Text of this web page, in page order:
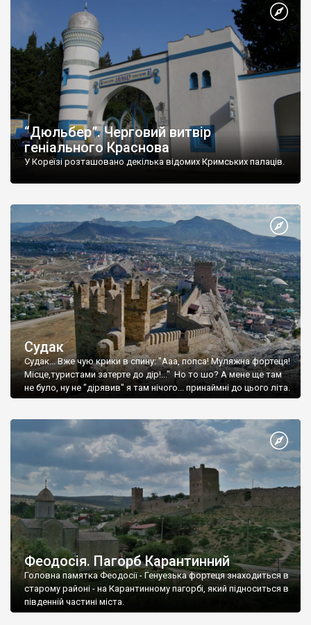
“Дюльбер”. Черговий витвір
геніального Краснова
У Кореїзі розташовано декілька відомих Кримських палаців.
Судак
Судак... Вже чую крики в спину: "Ааа, попса! Муляжна фортеця!
Місце,туристами затерте до дір!..." Но то шо? А мене ще там
не було, ну не "дірявив" я там нічого... принаймні до цього літа.
Феодосія. Пагорб Карантинний
Головна памятка Феодосії - Генуезька фортеця знаходиться в
старому районі - на Карантинному пагорбі, який підноситься в
південній частині міста.